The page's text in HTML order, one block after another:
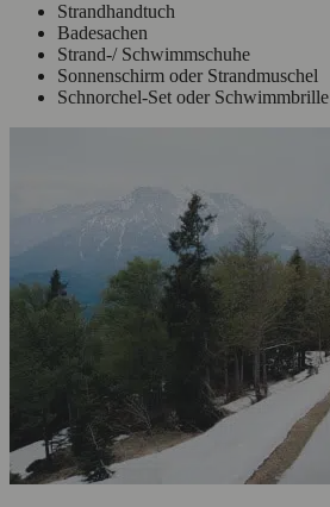
Strandhandtuch
Badesachen
Strand-/ Schwimmschuhe
Sonnenschirm oder Strandmuschel
Schnorchel-Set oder Schwimmbrille